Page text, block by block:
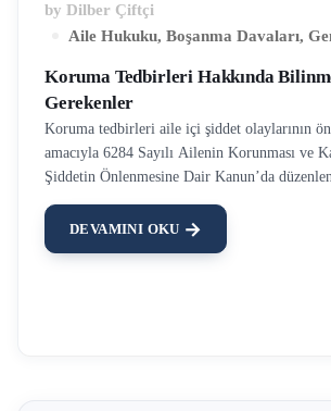
by Dilber Çiftçi
Aile Hukuku, Boşanma Davaları,
Koruma Tedbirleri Hakkında
Gerekenler
Koruma tedbirleri aile içi şiddet olaylarının
amacıyla 6284 Sayılı Ailenin Korunması ve
Şiddetin Önlenmesine Dair Kanun’da
şiddete uğrayan ya da uğrama tehlikesi bulunan
çocukların, aile bireylerinin ve tek taraflı
DEVAMINI OKU